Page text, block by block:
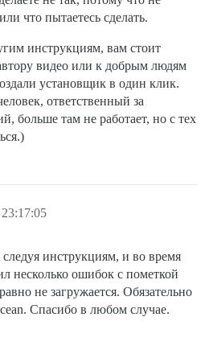
что пытаетесь сделать.
инструкциям, вам стоит
видео или к добрым людям
установщик в один клик.
ответственный за
больше там не работает, но с тех
следуя инструкциям, и во время
несколько ошибок с пометкой
не загружается. Обязательно
Спасибо в любом случае.